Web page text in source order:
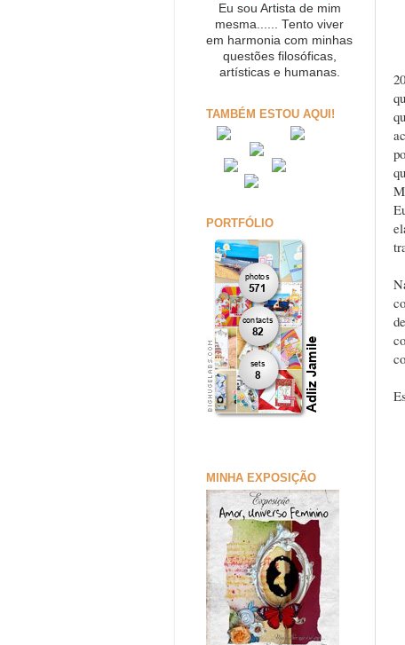
Eu sou Artista de mim
mesma...... Tento viver
em harmonia com minhas
questões filosóficas,
artísticas e humanas.
TAMBÉM ESTOU AQUI!
PORTFÓLIO
MINHA EXPOSIÇÃO